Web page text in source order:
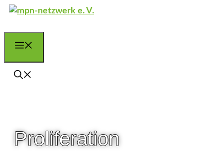
Zum
Proliferation